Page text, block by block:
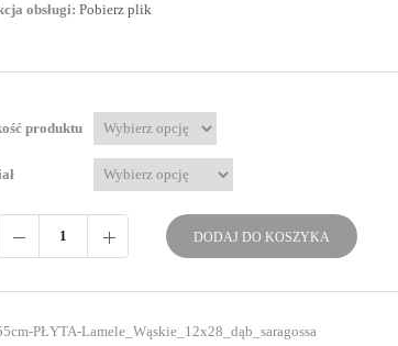
obsługi: Pobierz plik
produktu
DODAJ DO KOSZYKA
PŁYTA-Lamele_Wąskie_12x28_dąb_saragossa